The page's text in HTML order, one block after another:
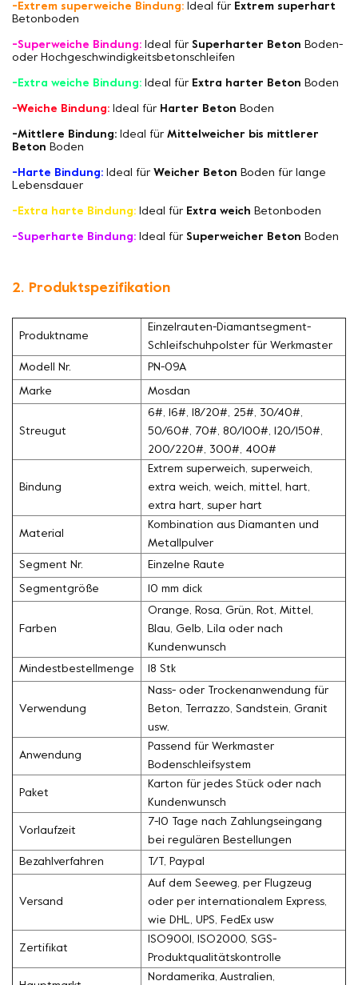
-Extrem superweiche Bindung: Ideal für Extrem superhart
Betonboden
-Superweiche Bindung: Ideal für Superharter Beton Boden-
oder Hochgeschwindigkeitsbetonschleifen
-Extra weiche Bindung: Ideal für Extra harter Beton Boden
-Weiche Bindung: Ideal für Harter Beton Boden
-Mittlere Bindung: Ideal für Mittelweicher bis mittlerer
Beton Boden
-Harte Bindung: Ideal für Weicher Beton Boden für lange
Lebensdauer
-Extra harte Bindung: Ideal für Extra weich Betonboden
-Superharte Bindung: Ideal für Superweicher Beton Boden
2. Produktspezifikation
Produktname
Einzelrauten-Diamantsegment-
Schleifschuhpolster für Werkmaster
Modell Nr. PN-09A
Marke Mosdan
Streugut
6#, 16#, 18/20#, 25#, 30/40#,
50/60#, 70#, 80/100#, 120/150#,
200/220#, 300#, 400#
Bindung
Extrem superweich, superweich,
extra weich, weich, mittel, hart,
extra hart, super hart
Material
Kombination aus Diamanten und
Metallpulver
Segment Nr. Einzelne Raute
Segmentgröße 10 mm dick
Farben
Orange, Rosa, Grün, Rot, Mittel,
Blau, Gelb, Lila oder nach
Kundenwunsch
Mindestbestellmenge 18 Stk
Verwendung
Nass- oder Trockenanwendung für
Beton, Terrazzo, Sandstein, Granit
usw.
Anwendung
Passend für Werkmaster
Bodenschleifsystem
Paket
Karton für jedes Stück oder nach
Kundenwunsch
Vorlaufzeit
7-10 Tage nach Zahlungseingang
bei regulären Bestellungen
Bezahlverfahren T/T, Paypal
Versand
Auf dem Seeweg, per Flugzeug
oder per internationalem Express,
wie DHL, UPS, FedEx usw
Zertifikat
ISO9001, ISO2000, SGS-
Produktqualitätskontrolle
Nordamerika, Australien,